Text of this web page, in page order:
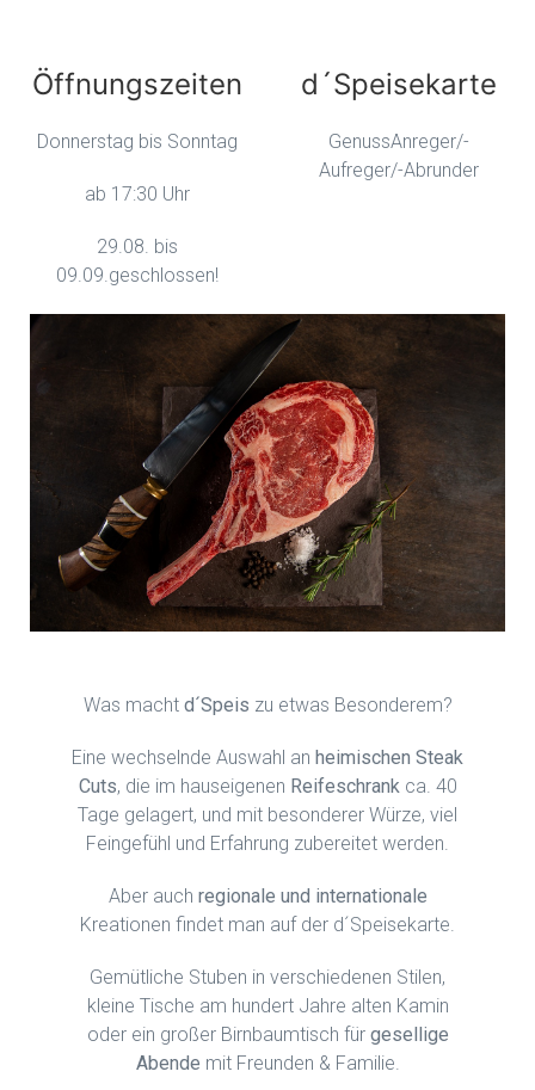
Öffnungszeiten
Donnerstag bis Sonntag
ab 17:30 Uhr
29.08. bis
09.09.geschlossen!
d´Speisekarte
GenussAnreger/-
Aufreger/-Abrunder
Was macht d´Speis zu etwas Besonderem?
Eine wechselnde Auswahl an heimischen Steak
Cuts, die im hauseigenen Reifeschrankca. 40
Tage gelagert, und mit besonderer Würze, viel
Feingefühl und Erfahrung zubereitet werden.
Aber auch regionale und internationale
Kreationen findet man auf der d´Speisekarte.
Gemütliche Stuben in verschiedenen Stilen,
kleine Tische am hundert Jahre alten Kamin
oder ein großer Birnbaumtisch für gesellige
Abende mit Freunden & Familie.